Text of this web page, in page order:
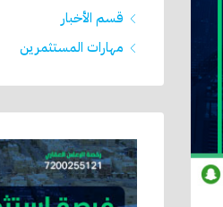
قسم الأخبار
مهارات المستثمرين